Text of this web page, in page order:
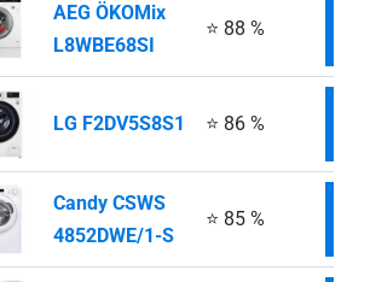
AEG ÖKOMix
L8WBE68SI
⭐ 88 %
LG F2DV5S8S1 ⭐ 86 %
Candy CSWS
4852DWE/1-S
⭐ 85 %